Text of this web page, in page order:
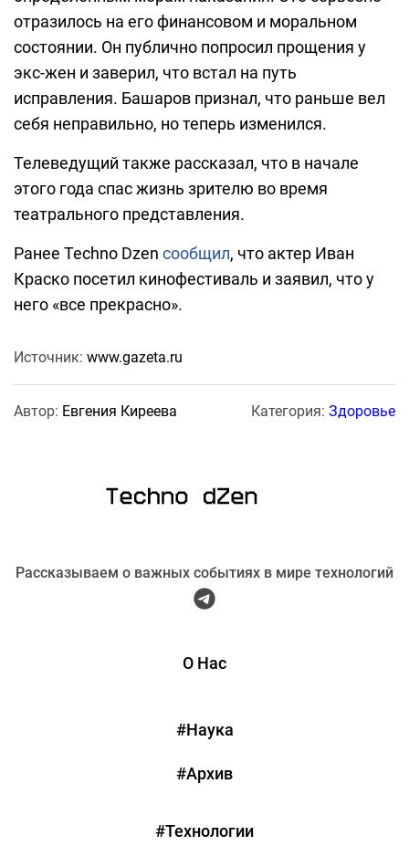
отразилось на его финансовом и моральном
состоянии. Он публично попросил прощения у
экс-жен и заверил, что встал на путь
исправления. Башаров признал, что раньше вел
себя неправильно, но теперь изменился.
Телеведущий также рассказал, что в начале
этого года спас жизнь зрителю во время
театрального представления.
Ранее Techno Dzen сообщил, что актер Иван
Краско посетил кинофестиваль и заявил, что у
него «все прекрасно».
Источник: www.gazeta.ru
Автор: Евгения Киреева Категория: Здоровье
Рассказываем о важных событиях в мире технологий
О Нас
#Наука
#Архив
#Технологии